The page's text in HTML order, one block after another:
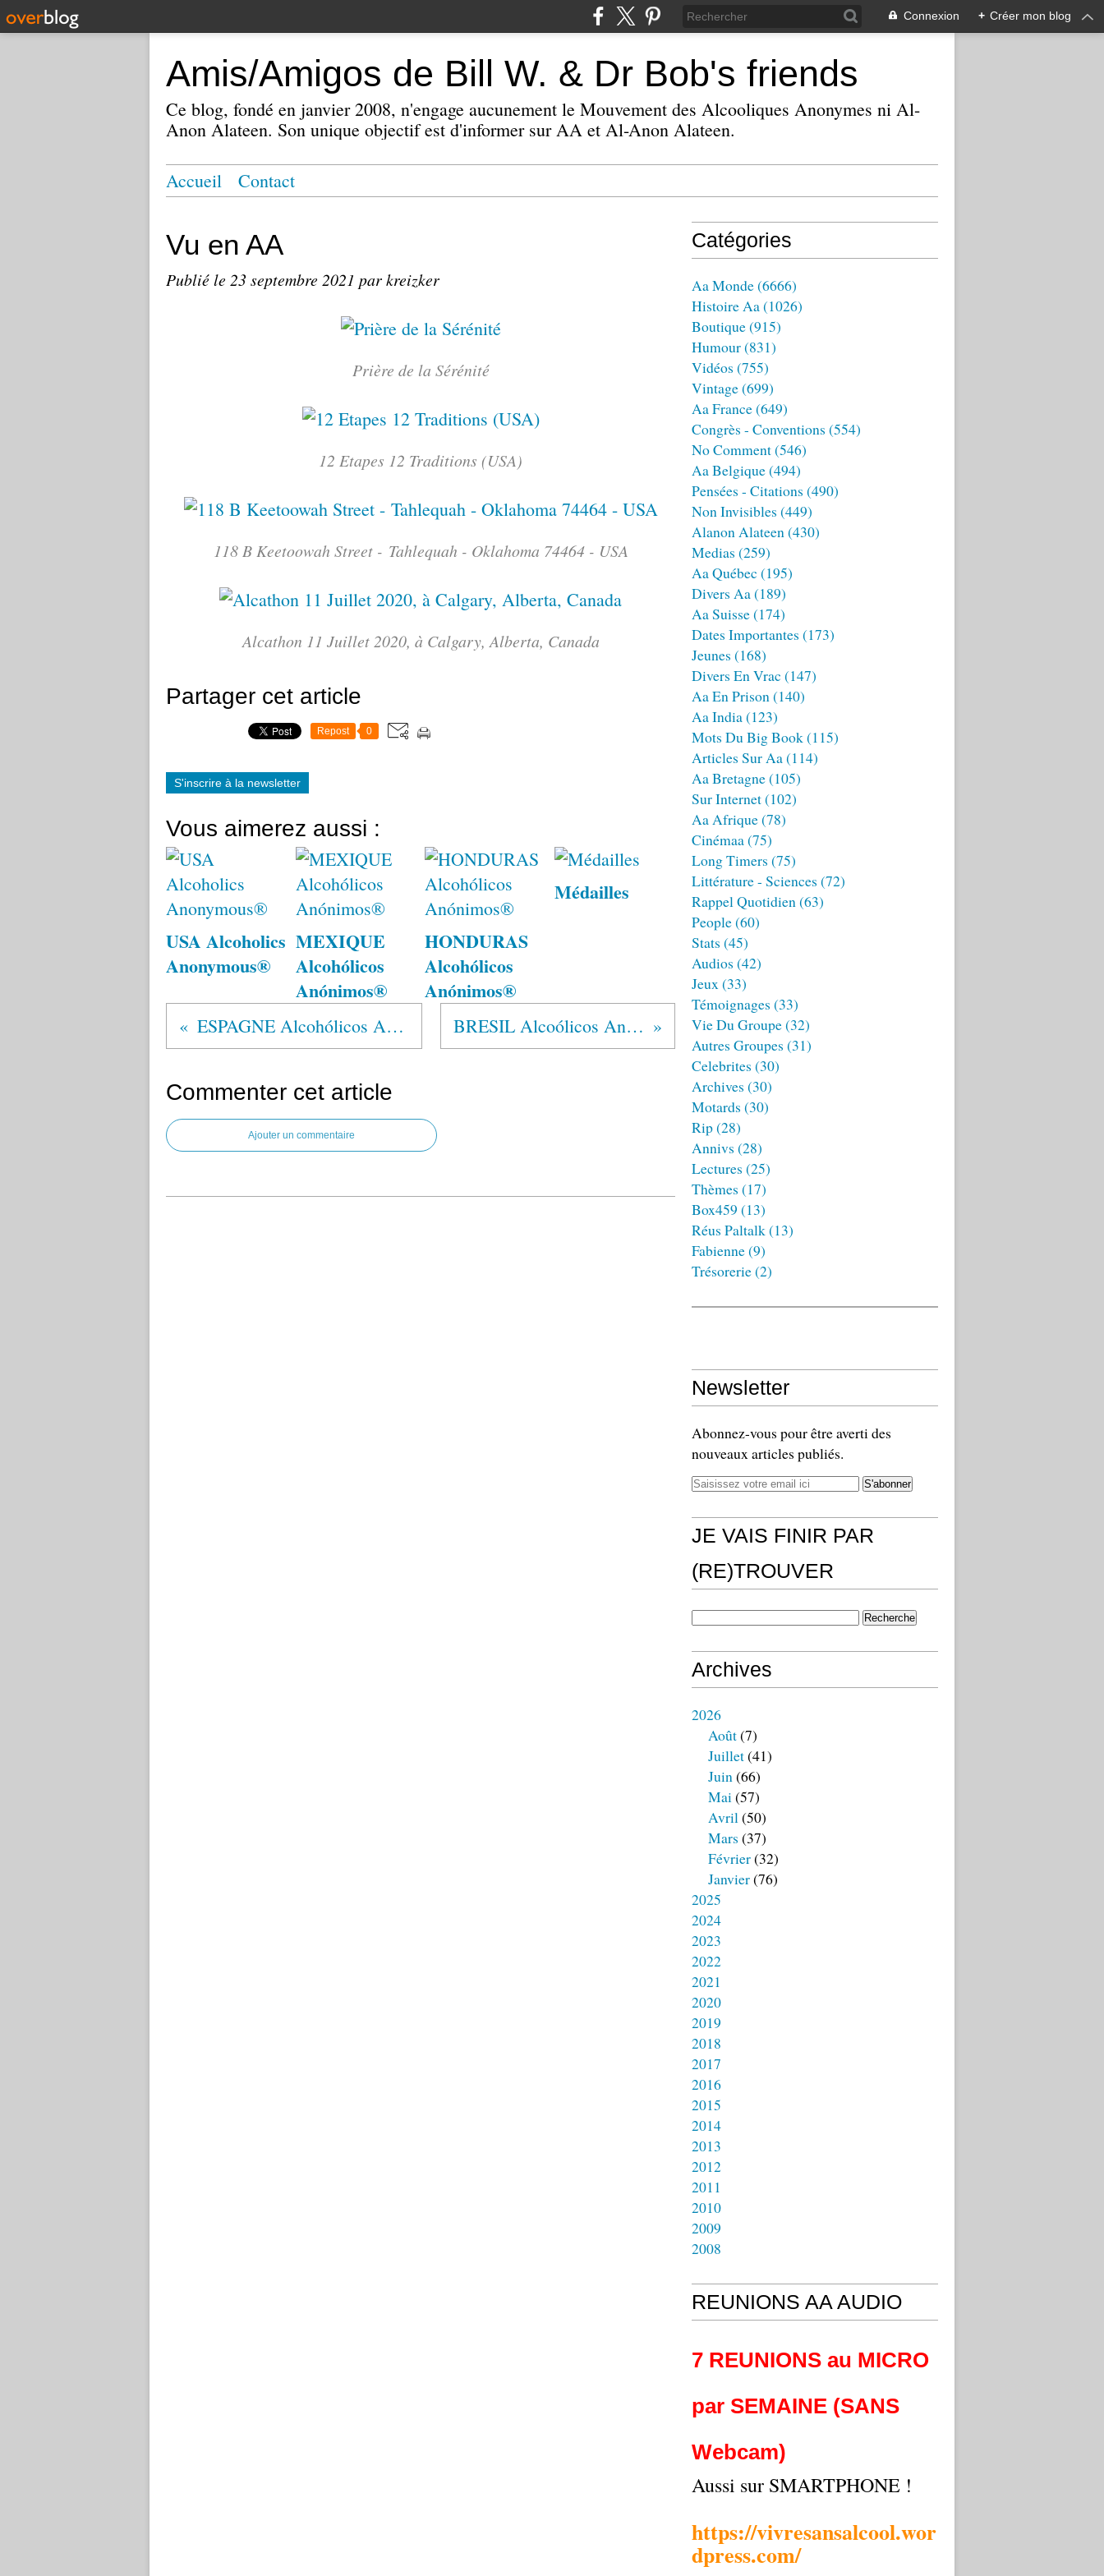
Connexion + Créer mon blog
Amis/Amigos de Bill W. & Dr Bob's friends
Ce blog, fondé en janvier 2008, n'engage aucunement le Mouvement des Alcooliques Anonymes ni Al-
Anon Alateen. Son unique objectif est d'informer sur AA et Al-Anon Alateen.
Accueil Contact
Vu en AA
Publié le 23 septembre 2021 par kreizker
Prière de la Sérénité
12 Etapes 12 Traditions (USA)
118 B Keetoowah Street - Tahlequah - Oklahoma 74464 - USA
Alcathon 11 Juillet 2020, à Calgary, Alberta, Canada
Partager cet article
Repost 0
S'inscrire à la newsletter
Vous aimerez aussi :
USA Alcoholics
Anonymous®
MEXIQUE
Alcohólicos
Anónimos®
HONDURAS
Alcohólicos
Anónimos®
Médailles
ESPAGNE Alcohólicos Anónimos® BRESIL Alcoólicos Anônimos®
Commenter cet article
Ajouter un commentaire
Catégories
Aa Monde(6666)
Histoire Aa(1026)
Boutique(915)
Humour(831)
Vidéos (755)
Vintage(699)
Aa France(649)
Congrès - Conventions (554)
No Comment(546)
Aa Belgique(494)
Pensées - Citations (490)
Non Invisibles (449)
Alanon Alateen(430)
Medias (259)
Aa Québec (195)
Divers Aa(189)
Aa Suisse(174)
Dates Importantes (173)
Jeunes (168)
Divers En Vrac (147)
Aa En Prison(140)
Aa India(123)
Mots Du Big Book(115)
Articles Sur Aa(114)
Aa Bretagne(105)
Sur Internet(102)
Aa Afrique(78)
Cinémaa(75)
Long Timers (75)
Littérature - Sciences (72)
Rappel Quotidien(63)
People(60)
Stats (45)
Audios (42)
Jeux(33)
Témoignages (33)
Vie Du Groupe(32)
Autres Groupes (31)
Celebrites (30)
Archives (30)
Motards (30)
Rip(28)
Annivs (28)
Lectures (25)
Thèmes (17)
Box459 (13)
Réus Paltalk(13)
Fabienne(9)
Trésorerie(2)
Newsletter
Abonnez-vous pour être averti des
nouveaux articles publiés.
JE VAIS FINIR PAR
(RE)TROUVER
Archives
2026
Août(7)
Juillet(41)
Juin(66)
Mai(57)
Avril(50)
Mars (37)
Février(32)
Janvier(76)
2025
2024
2023
2022
2021
2020
2019
2018
2017
2016
2015
2014
2013
2012
2011
2010
2009
2008
REUNIONS AA AUDIO
7 REUNIONS au MICRO
par SEMAINE (SANS
Webcam)
Aussi sur SMARTPHONE !
https://vivresansalcool.wor
dpress.com/